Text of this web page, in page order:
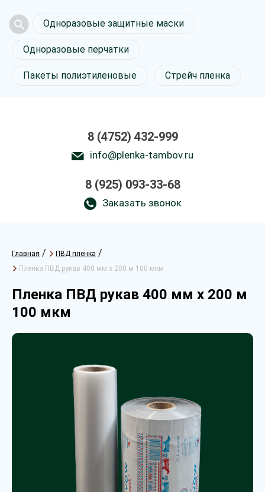
Одноразовые защитные маски
Одноразовые перчатки
Пакеты полиэтиленовые Стрейч пленка
8 (4752) 432-999
info@plenka-tambov.ru
8 (925) 093-33-68
Заказать звонок
Главная / ПВД пленка /
Пленка ПВД рукав 400 мм х 200 м 100 мкм
Пленка ПВД рукав 400 мм х 200 м
100 мкм